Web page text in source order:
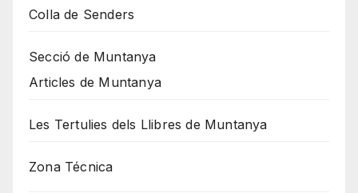
Colla de Senders
Secció de Muntanya
Articles de Muntanya
Les Tertulies dels Llibres de Muntanya
Zona Técnica